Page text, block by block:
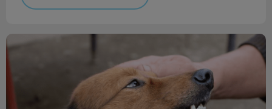
Het gebit van mijn hond